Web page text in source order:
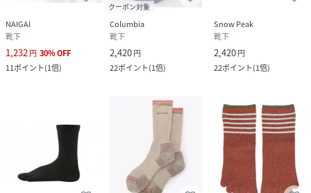
NAIGAI
靴下
1,232 円 30%OFF
11ポイント(1倍)
クーポン対象
Columbia
靴下
2,420円
22ポイント(1倍)
Snow Peak
靴下
2,420円
22ポイント(1倍)